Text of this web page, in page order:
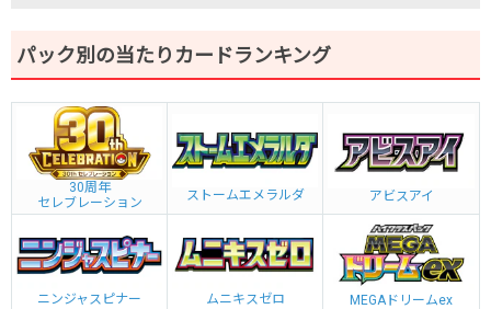
パック別の当たりカードランキング
30周年
セレブレーション
ストームエメラルダ アビスアイ
ニンジャスピナー ムニキスゼロ MEGAドリームex